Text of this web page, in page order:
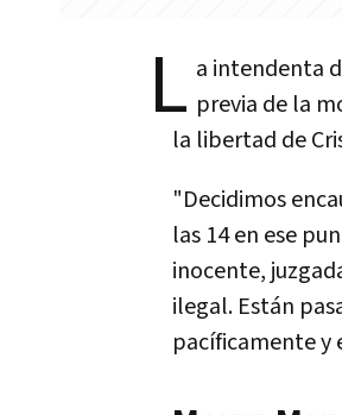
L a intendenta
previa de la
la libertad de
"Decidimos
las 14 en ese
inocente,
ilegal. Están
pacíficamente y